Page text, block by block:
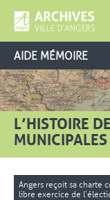
AIDE MÉMOIRE
L’HISTOIRE
MUNICIPALES
Angers reçoit sa charte
libre exercice de